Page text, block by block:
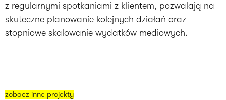
z regularnymi spotkaniami z klientem, pozwalają na
skuteczne planowanie kolejnych działań oraz
stopniowe skalowanie wydatków mediowych.
zobacz inne projekty